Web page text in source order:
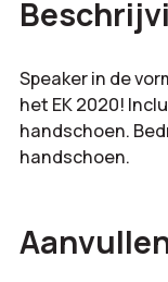
Speaker in de
het EK 2020!
handschoen.
handschoen.